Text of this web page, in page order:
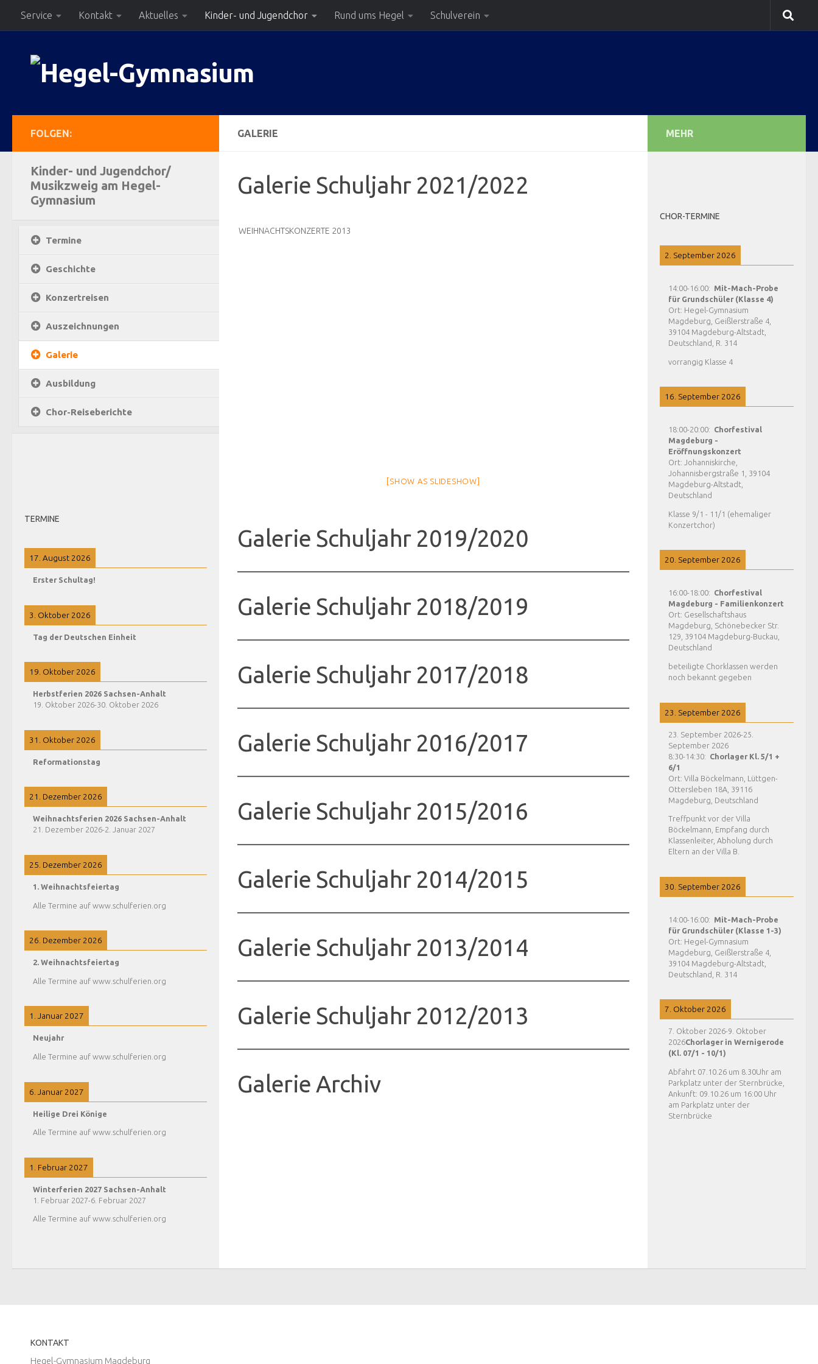
Zum Inhalt springen
Service Kontakt Aktuelles Kinder- und Jugendchor Rund ums Hegel Schulverein
GALERIE
Galerie Schuljahr 2021/2022
WEIHNACHTSKONZERTE 2013
[SHOW AS SLIDESHOW]
Galerie Schuljahr 2019/2020
Galerie Schuljahr 2018/2019
Galerie Schuljahr 2017/2018
Galerie Schuljahr 2016/2017
Galerie Schuljahr 2015/2016
Galerie Schuljahr 2014/2015
Galerie Schuljahr 2013/2014
Galerie Schuljahr 2012/2013
Galerie Archiv
FOLGEN:
Kinder- und Jugendchor/
Musikzweig am Hegel-
Gymnasium
Termine
Geschichte
Konzertreisen
Auszeichnungen
Galerie
Ausbildung
Chor-Reiseberichte
TERMINE
17. August 2026
Erster Schultag!
3. Oktober 2026
Tag der Deutschen Einheit
19. Oktober 2026
Herbstferien 2026 Sachsen-Anhalt
19. Oktober 2026-30. Oktober 2026
31. Oktober 2026
Reformationstag
21. Dezember 2026
Weihnachtsferien 2026 Sachsen-Anhalt
21. Dezember 2026-2. Januar 2027
25. Dezember 2026
1. Weihnachtsfeiertag
Alle Termine auf www.schulferien.org
26. Dezember 2026
2. Weihnachtsfeiertag
Alle Termine auf www.schulferien.org
1. Januar 2027
Neujahr
Alle Termine auf www.schulferien.org
6. Januar 2027
Heilige Drei Könige
Alle Termine auf www.schulferien.org
1. Februar 2027
Winterferien 2027 Sachsen-Anhalt
1. Februar 2027-6. Februar 2027
Alle Termine auf www.schulferien.org
MEHR
CHOR-TERMINE
2. September 2026
14:00- 16:00: Mit-Mach-Probe
für Grundschüler (Klasse 4)
Ort: Hegel-Gymnasium
Magdeburg, Geißlerstraße 4,
39104 Magdeburg-Altstadt,
Deutschland, R. 314
vorrangig Klasse 4
16. September 2026
18:00-20:00: Chorfestival
Magdeburg -
Eröffnungskonzert
Ort: Johanniskirche,
Johannisbergstraße 1, 39104
Magdeburg-Altstadt,
Deutschland
Klasse 9/1 - 11/1 (ehemaliger
Konzertchor)
20. September 2026
16:00- 18:00: Chorfestival
Magdeburg - Familienkonzert
Ort: Gesellschaftshaus
Magdeburg, Schönebecker Str.
129, 39104 Magdeburg-Buckau,
Deutschland
beteiligte Chorklassen werden
noch bekannt gegeben
23. September 2026
23. September 2026-25.
September 2026
8:30- 14:30: Chorlager Kl. 5/1 +
6/1
Ort: Villa Böckelmann, Lüttgen-
Ottersleben 18A, 39116
Magdeburg, Deutschland
Treffpunkt vor der Villa
Böckelmann, Empfang durch
Klassenleiter, Abholung durch
Eltern an der Villa B.
30. September 2026
14:00- 16:00: Mit-Mach-Probe
für Grundschüler (Klasse 1-3)
Ort: Hegel-Gymnasium
Magdeburg, Geißlerstraße 4,
39104 Magdeburg-Altstadt,
Deutschland, R. 314
7. Oktober 2026
7. Oktober 2026-9. Oktober
2026Chorlager in Wernigerode
(Kl. 07/1 - 10/1)
Abfahrt 07.10.26 um 8.30Uhr am
Parkplatz unter der Sternbrücke,
Ankunft: 09.10.26 um 16:00 Uhr
am Parkplatz unter der
Sternbrücke
KONTAKT
Hegel-Gymnasium Magdeburg